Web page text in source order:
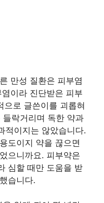
만성 질환은 피부염
이라 진단받은 피부
으로 글쓴이를 괴롭혀
락거리며 독한 약과
적이지는 않았습니다.
도이지 약을 끊으면
으니까요. 피부약은
심할 때만 도움을 받
습니다.